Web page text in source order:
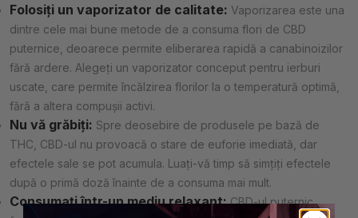
Folosiți un vaporizator de calitate: Vaporizarea este una
dintre cele mai bune metode de a consuma flori de CBD
puternice, deoarece permite eliberarea rapidă a canabinoizilor
fără ardere. Alegeți un vaporizator conceput pentru ierburi
uscate, care permite încălzirea florilor la o temperatură optimă,
fără a altera compușii activi.
Nu vă grăbiți: Spre deosebire de produsele pe bază de
THC, CBD-ul nu provoacă o stare de euforie imediată, dar
efectele sale se pot acumula. Luați-vă timp să simțiți efectele
după o primă doză înainte de a consuma mai mult.
Consumați într-un mediu relaxant:CBD-ul puternic